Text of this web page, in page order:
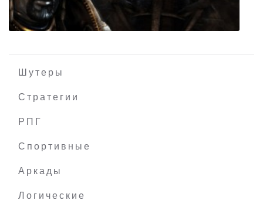
Nehrim: At Fate's Edge (Nehrim: На краю
Шутеры
Стратегии
РПГ
Спортивные
Аркады
Логические